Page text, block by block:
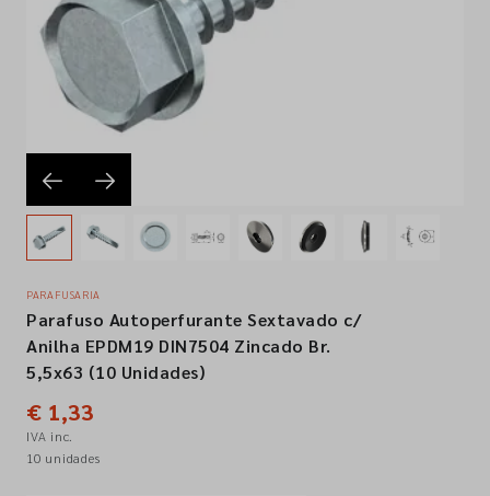
Marcas
Favoritos
Empresa
Contactos
Siga-nos nas redes sociais
PARAFUSARIA
Parafuso Autoperfurante Sextavado c/
Anilha EPDM19 DIN7504 Zincado Br.
5,5x63 (10 Unidades)
€ 1,33
IVA inc.
10 unidades